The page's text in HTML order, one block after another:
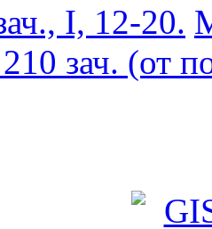
I, 12-20.
зач. (от